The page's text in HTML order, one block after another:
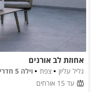
אחוזת לב אורנים
גליל עליון צפת
וילה 5 חדרים
עד 15 אורחים